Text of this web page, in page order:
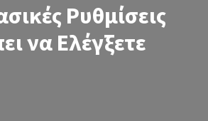
Ρυθμίσεις
να Ελέγξετε